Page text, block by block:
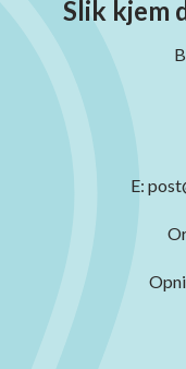
Slik kjem
E: